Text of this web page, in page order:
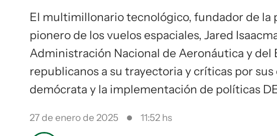
El multimillonario tecnológico, fundador de la
pionero de los vuelos espaciales, Jared
Administración Nacional de Aeronáutica y del
republicanos a su trayectoria y críticas por
demócrata y la implementación de políticas
27 de enero de 2025 11:52 hs